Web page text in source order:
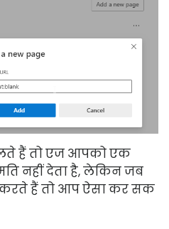
हैं तो एज आपको एक
नहीं देता है, लेकिन जब
करते हैं तो आप ऐसा कर सक